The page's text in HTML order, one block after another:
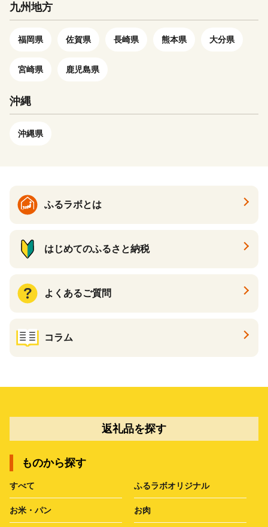
九州地方
福岡県 佐賀県 長崎県 熊本県 大分県
宮崎県 鹿児島県
沖縄
沖縄県
ふるラボとは
はじめてのふるさと納税
よくあるご質問
コラム
返礼品を探す
ものから探す
すべて ふるラボオリジナル
お米・パン お肉